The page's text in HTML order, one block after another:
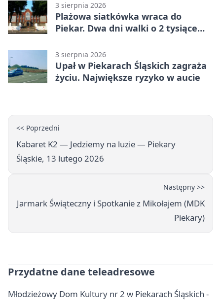
3 sierpnia 2026
Plażowa siatkówka wraca do
Piekar. Dwa dni walki o 2 tysiące
3 sierpnia 2026
Upał w Piekarach Śląskich zagraża
życiu. Największe ryzyko w aucie
<< Poprzedni
Kabaret K2 — Jedziemy na luzie — Piekary
Śląskie, 13 lutego 2026
Następny >>
Jarmark Świąteczny i Spotkanie z Mikołajem (MDK
Piekary)
Przydatne dane teleadresowe
Młodzieżowy Dom Kultury nr 2 w Piekarach Śląskich -